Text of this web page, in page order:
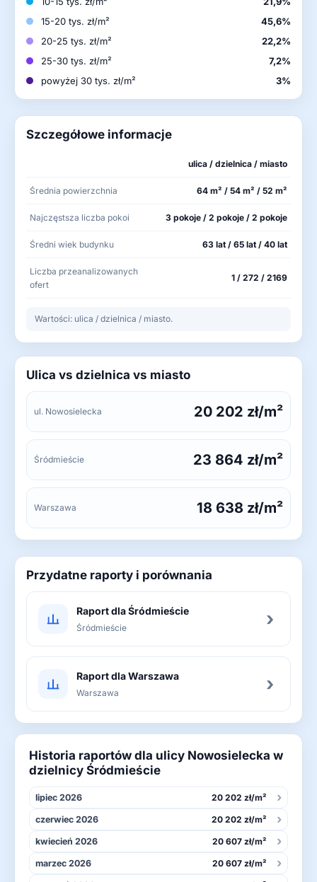
15-20 tys. zł/m²
45,6%
20-25 tys. zł/m²
22,2%
25-30 tys. zł/m²
7,2%
powyżej 30 tys. zł/m²
3%
Szczegółowe informacje
ulica / dzielnica / miasto
Średnia powierzchnia 64 m² / 54 m² / 52 m²
Najczęstsza liczba pokoi 3 pokoje / 2 pokoje / 2 pokoje
Średni wiek budynku 63 lat / 65 lat / 40 lat
Liczba przeanalizowanych
ofert
1 / 272 / 2169
Wartości: ulica / dzielnica / miasto.
Ulica vs dzielnica vs miasto
ul. Nowosielecka 20 202 zł/m²
Śródmieście 23 864 zł/m²
Warszawa 18 638 zł/m²
Przydatne raporty i porównania
Raport dla Śródmieście
Śródmieście ›
Raport dla Warszawa
Warszawa ›
Historia raportów dla ulicy Nowosielecka w
dzielnicy Śródmieście
lipiec 2026 20 202 zł/m² ›
czerwiec 2026 20 202 zł/m² ›
kwiecień 2026 20 607 zł/m² ›
marzec 2026 20 607 zł/m² ›